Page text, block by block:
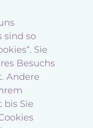
sind so
Sie
Besuchs
Andere
bis Sie